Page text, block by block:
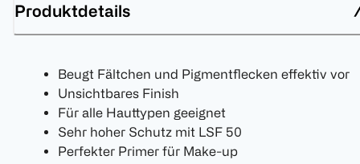
Produktdetails
Beugt Fältchen und Pigmentflecken effektiv vor
Unsichtbares Finish
Für alle Hauttypen geeignet
Sehr hoher Schutz mit LSF 50
Perfekter Primer für Make-up